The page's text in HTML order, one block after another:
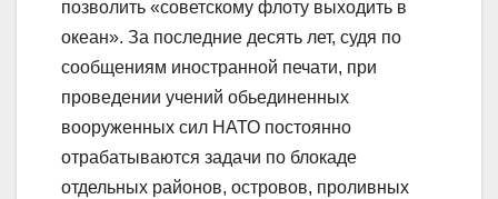
позволить «советскому флоту выходить в
океан». За последние десять лет, судя по
сообщениям иностранной печати, при
проведении учений обьединенных
вооруженных сил НАТО постоянно
отрабатываются задачи по блокаде
отдельных районов, островов, проливных